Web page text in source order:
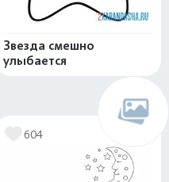
Звезда смешно
улыбается
604